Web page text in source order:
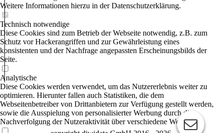
Weitere Informationen hierzu in der Datenschutzerklärung.
Technisch notwendige
Diese Cookies sind zum Betrieb der Webseite notwendig, z.B. zum
Schutz vor Hackerangriffen und zur Gewährleistung eines
konsistenten und der Nachfrage angepassten Erscheinungsbilds der
Seite.
Analytische
Diese Cookies werden verwendet, um das Nutzererlebnis weiter zu
optimieren. Hierunter fallen auch Statistiken, die dem
Webseitenbetreiber von Drittanbietern zur Verfügung gestellt werden,
sowie die Ausspielung von personalisierter Werbung durch die
Nachverfolgung der Nutzeraktivität über verschiedene Webseiten.